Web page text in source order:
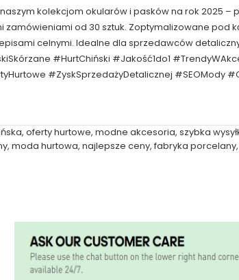
kolekcjom okularów i pasków na rok 2025 –
od 30 sztuk. Zoptymalizowane pod
celnymi. Idealne dla sprzedawców
#HurtChiński #Jakość1do1
#ZyskSprzedażyDetalicznej #SEOMody
, oferty hurtowe, modne akcesoria, szybka
, moda hurtowa, najlepsze ceny, fabryka porcelany,